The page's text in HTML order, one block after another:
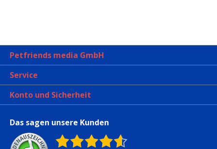
Petfriends media GmbH
Service
Konto und Sicherheit
Das sagen unsere Kunden